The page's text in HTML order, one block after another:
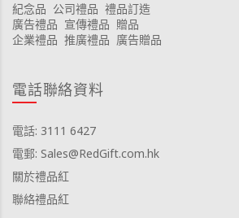
紀念品 公司禮品 禮品訂造
廣告禮品 宣傳禮品 贈品
企業禮品 推廣禮品 廣告贈品
電話聯絡資料
電話: 3111 6427
電郵: Sales@RedGift.com.hk
關於禮品紅
聯絡禮品紅